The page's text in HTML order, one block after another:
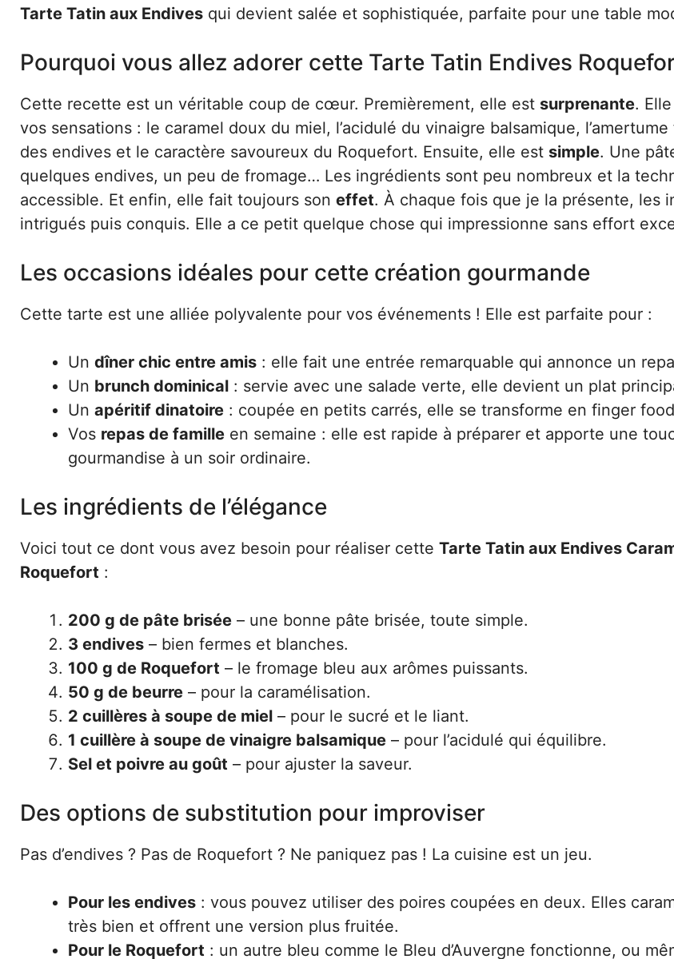
Tarte Tatin aux Endives qui devient salée et sophistiquée, parfaite pour une table
Pourquoi vous allez adorer cette Tarte Tatin Endives
Cette recette est un véritable coup de cœur. Premièrement, elle est surprenante.
vos sensations : le caramel doux du miel, l’acidulé du vinaigre balsamique,
des endives et le caractère savoureux du Roquefort. Ensuite, elle est simple. Une
quelques endives, un peu de fromage… Les ingrédients sont peu nombreux et la
accessible. Et enfin, elle fait toujours son effet. À chaque fois que je la présente, les
intrigués puis conquis. Elle a ce petit quelque chose qui impressionne sans effort
Les occasions idéales pour cette création gourmande
Cette tarte est une alliée polyvalente pour vos événements ! Elle est parfaite pour :
Un dîner chic entre amis : elle fait une entrée remarquable qui annonce un
Un brunch dominical : servie avec une salade verte, elle devient un plat
Un apéritif dinatoire : coupée en petits carrés, elle se transforme en finger
Vos repas de famille en semaine : elle est rapide à préparer et apporte une
gourmandise à un soir ordinaire.
Les ingrédients de l’élégance
Voici tout ce dont vous avez besoin pour réaliser cette Tarte Tatin aux Endives
Roquefort :
200 g de pâte brisée – une bonne pâte brisée, toute simple.
3 endives – bien fermes et blanches.
100 g de Roquefort – le fromage bleu aux arômes puissants.
50 g de beurre – pour la caramélisation.
2 cuillères à soupe de miel – pour le sucré et le liant.
1 cuillère à soupe de vinaigre balsamique – pour l’acidulé qui équilibre.
Sel et poivre au goût – pour ajuster la saveur.
Des options de substitution pour improviser
Pas d’endives ? Pas de Roquefort ? Ne paniquez pas ! La cuisine est un jeu.
Pour les endives : vous pouvez utiliser des poires coupées en deux. Elles
très bien et offrent une version plus fruitée.
Pour le Roquefort : un autre bleu comme le Bleu d’Auvergne fonctionne, ou